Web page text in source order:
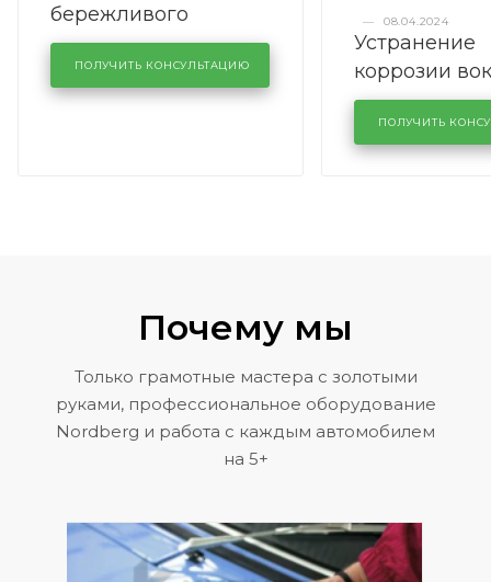
бережливого
производства в
кузовном сервисе
KUTUZOVV
ПОЛУЧИТЬ КОНСУЛЬТАЦИЮ
—
08.04.2024
Устранение
коррозии
лобового
районе
Volkswagen
ПОЛУЧИТЬ
Почему мы
Только грамотные мастера с золотыми
руками, профессиональное оборудование
Nordberg и работа с каждым автомобилем
на 5+